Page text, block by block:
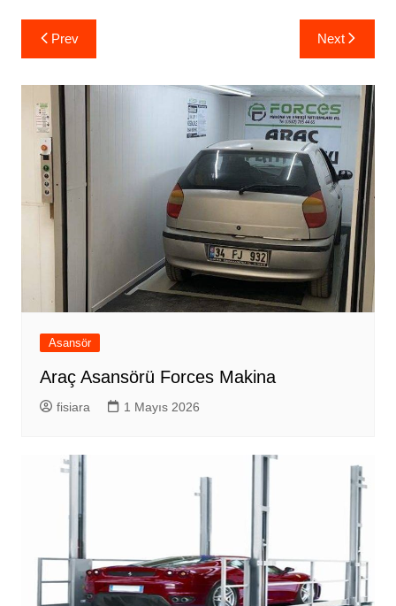
Yazı
gezinmesi
Prev Next
Asansör
Araç Asansörü Forces Makina
fisiara 1 Mayıs 2026